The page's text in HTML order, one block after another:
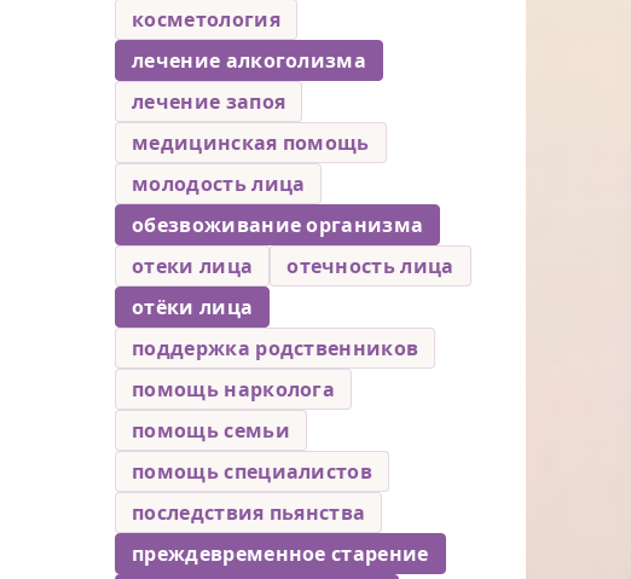
косметология
лечение алкоголизма
лечение запоя
медицинская помощь
молодость лица
обезвоживание организма
отеки лица
отечность лица
отёки лица
поддержка родственников
помощь нарколога
помощь семьи
помощь специалистов
последствия пьянства
преждевременное старение